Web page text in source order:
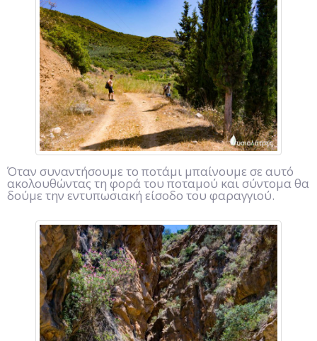
Όταν συναντήσουμε το ποτάμι μπαίνουμε σε αυτό
ακολουθώντας τη φορά του ποταμού και σύντομα θα
δούμε την εντυπωσιακή είσοδο του φαραγγιού.